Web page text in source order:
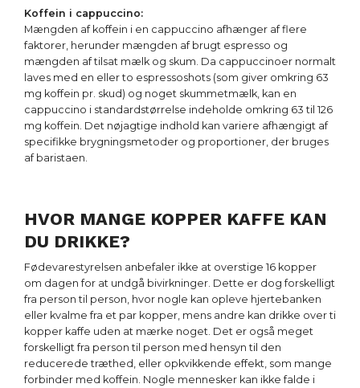
Koffein i cappuccino:
Mængden af koffein i en cappuccino afhænger af flere
faktorer, herunder mængden af brugt espresso og
mængden af tilsat mælk og skum. Da cappuccinoer normalt
laves med en eller to espressoshots (som giver omkring 63
mg koffein pr. skud) og noget skummetmælk, kan en
cappuccino i standardstørrelse indeholde omkring 63 til 126
mg koffein. Det nøjagtige indhold kan variere afhængigt af
specifikke brygningsmetoder og proportioner, der bruges
af baristaen.
HVOR MANGE KOPPER KAFFE KAN
DU DRIKKE?
Fødevarestyrelsen anbefaler ikke at overstige 16 kopper
om dagen for at undgå bivirkninger. Dette er dog forskelligt
fra person til person, hvor nogle kan opleve hjertebanken
eller kvalme fra et par kopper, mens andre kan drikke over ti
kopper kaffe uden at mærke noget. Det er også meget
forskelligt fra person til person med hensyn til den
reducerede træthed, eller opkvikkende effekt, som mange
forbinder med koffein. Nogle mennesker kan ikke falde i